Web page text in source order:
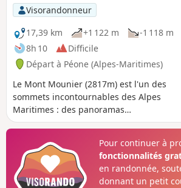
Visorandonneur
17,39 km
+1 122 m
-1 118 m
8h 10
Difficile
Départ à Péone (Alpes-Maritimes)
Le Mont Mounier (2817m) est l'un des
sommets incontournables des Alpes
Maritimes : des panoramas
magnifiques, vue à 360° au sommet,
dénivelé assez réguliers et faciles à
gravir avec vue sur le sommet
quasiment tout le long.
Pour continuer à
fonctionnalités
en randonnée,
donnant un petit